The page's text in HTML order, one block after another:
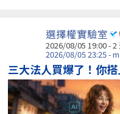
選擇權實驗室
2026/08/05 19:00 - 2
2026/08/05 23:25 -
三大法人買爆了！你